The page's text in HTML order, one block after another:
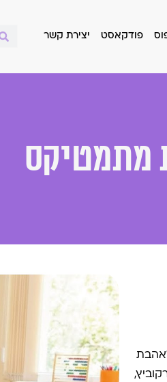
פודקאסט יצירת קשר
מתמטיקס